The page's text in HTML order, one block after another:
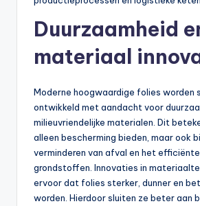
Duurzaamheid
materiaal
Moderne hoogwaardige folies worden
ontwikkeld met aandacht voor
milieuvriendelijke materialen. Dit
alleen bescherming bieden, maar ook
verminderen van afval en het
grondstoffen. Innovaties in
ervoor dat folies sterker, dunner en
worden. Hierdoor sluiten ze beter aan